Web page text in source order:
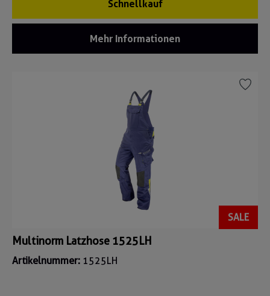
Schnellkauf
Mehr Informationen
SALE
Multinorm Latzhose 1525LH
Artikelnummer: 1525LH